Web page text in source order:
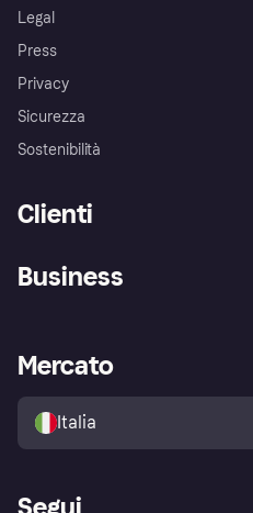
Legal
Press
Privacy
Sicurezza
Sostenibilità
Clienti
Esplora i negozi
Politica di protezione
dell'acquirente Klarna
Business
Accesso aziende
Mercato
Italia
Segui